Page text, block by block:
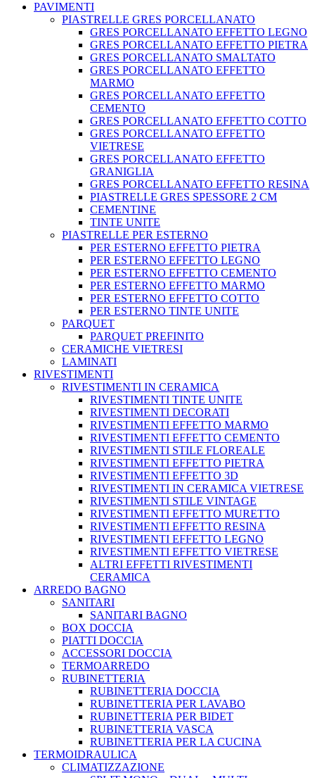
PAVIMENTI
PIASTRELLE GRES PORCELLANATO
GRES PORCELLANATO EFFETTO LEGNO
GRES PORCELLANATO EFFETTO PIETRA
GRES PORCELLANATO SMALTATO
GRES PORCELLANATO EFFETTO
MARMO
GRES PORCELLANATO EFFETTO
CEMENTO
GRES PORCELLANATO EFFETTO COTTO
GRES PORCELLANATO EFFETTO
VIETRESE
GRES PORCELLANATO EFFETTO
GRANIGLIA
GRES PORCELLANATO EFFETTO RESINA
PIASTRELLE GRES SPESSORE 2 CM
CEMENTINE
TINTE UNITE
PIASTRELLE PER ESTERNO
PER ESTERNO EFFETTO PIETRA
PER ESTERNO EFFETTO LEGNO
PER ESTERNO EFFETTO CEMENTO
PER ESTERNO EFFETTO MARMO
PER ESTERNO EFFETTO COTTO
PER ESTERNO TINTE UNITE
PARQUET
PARQUET PREFINITO
CERAMICHE VIETRESI
LAMINATI
RIVESTIMENTI
RIVESTIMENTI IN CERAMICA
RIVESTIMENTI TINTE UNITE
RIVESTIMENTI DECORATI
RIVESTIMENTI EFFETTO MARMO
RIVESTIMENTI EFFETTO CEMENTO
RIVESTIMENTI STILE FLOREALE
RIVESTIMENTI EFFETTO PIETRA
RIVESTIMENTI EFFETTO 3D
RIVESTIMENTI IN CERAMICA VIETRESE
RIVESTIMENTI STILE VINTAGE
RIVESTIMENTI EFFETTO MURETTO
RIVESTIMENTI EFFETTO RESINA
RIVESTIMENTI EFFETTO LEGNO
RIVESTIMENTI EFFETTO VIETRESE
ALTRI EFFETTI RIVESTIMENTI
CERAMICA
ARREDO BAGNO
SANITARI
SANITARI BAGNO
BOX DOCCIA
PIATTI DOCCIA
ACCESSORI DOCCIA
TERMOARREDO
RUBINETTERIA
RUBINETTERIA DOCCIA
RUBINETTERIA PER LAVABO
RUBINETTERIA PER BIDET
RUBINETTERIA VASCA
RUBINETTERIA PER LA CUCINA
TERMOIDRAULICA
CLIMATIZZAZIONE